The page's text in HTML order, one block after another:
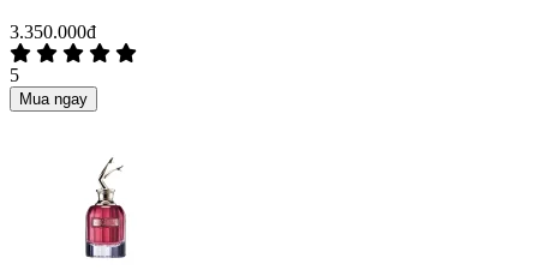
3.350.000đ
5
Mua ngay